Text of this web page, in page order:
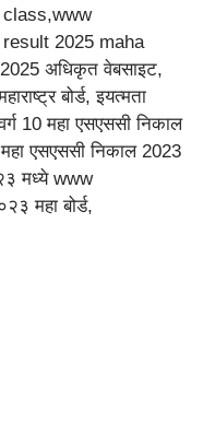
2025 maha
2025 अधिकृत वेबसाइट,
बोर्ड, इयत्मता
10 महा एसएससी निकाल
एसएससी निकाल 2023
मध्ये www
महा बोर्ड,